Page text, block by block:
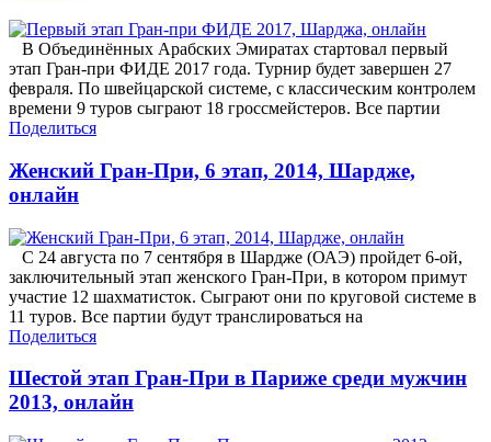
В Объединённых Арабских Эмиратах стартовал первый
этап Гран-при ФИДЕ 2017 года. Турнир будет завершен 27
февраля. По швейцарской системе, с классическим контролем
времени 9 туров сыграют 18 гроссмейстеров. Все партии
Поделиться
Женский Гран-При, 6 этап, 2014, Шардже,
онлайн
С 24 августа по 7 сентября в Шардже (ОАЭ) пройдет 6-ой,
заключительный этап женского Гран-При, в котором примут
участие 12 шахматисток. Сыграют они по круговой системе в
11 туров. Все партии будут транслироваться на
Поделиться
Шестой этап Гран-При в Париже среди мужчин
2013, онлайн